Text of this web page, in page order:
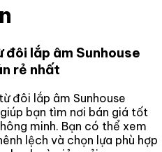
đôi lắp âm Sunhouse
rẻ nhất
đôi lắp âm Sunhouse
bạn tìm nơi bán giá tốt
minh. Bạn có thể xem
lệch và chọn lựa phù hợp